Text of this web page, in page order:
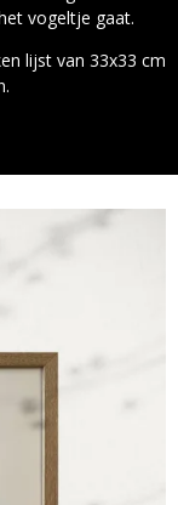
vogeltje gaat.
lijst van 33x33 cm